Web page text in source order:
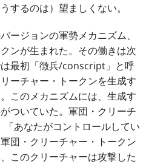
するのは）望ましくない。
ージョンの軍勢メカニズム、
ンが生まれた。その働きは次
最初「徴兵/conscript」と呼
ーチャー・トークンを生成す
このメカニズムには、生成す
ついていた。軍団・クリーチ
あなたがコントロールしてい
団・クリーチャー・トークン
このクリーチャーは攻撃した